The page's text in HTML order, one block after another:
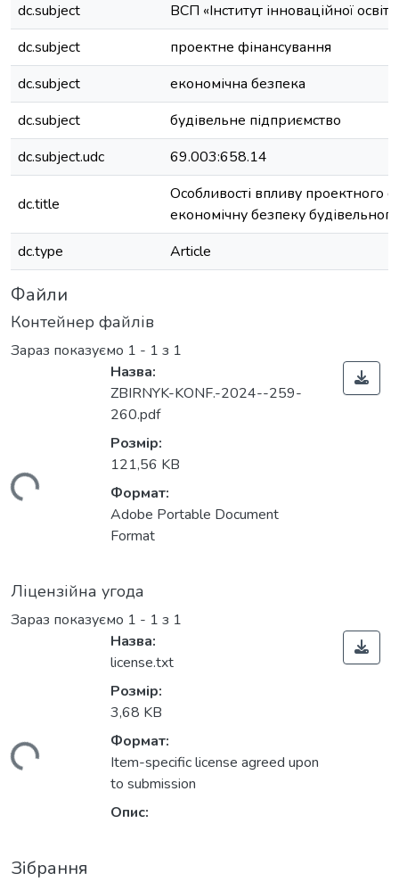
dc.subject
ВСП «Інститут інноваційної
dc.subject
проектне фінансування
dc.subject
економічна безпека
dc.subject
будівельне підприємство
dc.subject.udc
69.003:658.14
dc.title
Особливості впливу проектного
економічну безпеку
dc.type
Article
Файли
Контейнер файлів
Зараз показуємо 1 - 1 з 1
Назва:
ZBIRNYK-KONF.-2024--259-
260.pdf
Розмір:
121,56 KB
Формат:
Adobe Portable Document
Format
Ліцензійна угода
Зараз показуємо 1 - 1 з 1
Назва:
license.txt
Розмір:
3,68 KB
Формат:
Item-specific license agreed upon
to submission
Опис:
Зібрання